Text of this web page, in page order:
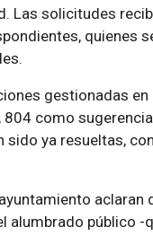
Las solicitudes
quienes
gestionadas
como
sido ya resueltas,
alumbrado público